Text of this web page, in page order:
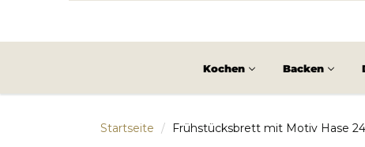
Kochen Backen
Startseite Frühstücksbrett mit Motiv Hase 24